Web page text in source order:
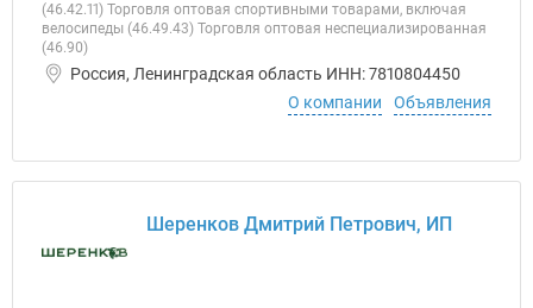
(46.42.11) Торговля оптовая спортивными товарами, включая
велосипеды (46.49.43) Торговля оптовая неспециализированная
(46.90)
Россия, Ленинградская область ИНН: 7810804450
О компании
Объявления
Шеренков Дмитрий Петрович, ИП